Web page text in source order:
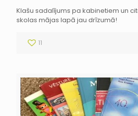
Klašu sadalījums pa kabinetiem un
skolas mājas lapā jau drīzumā!
11